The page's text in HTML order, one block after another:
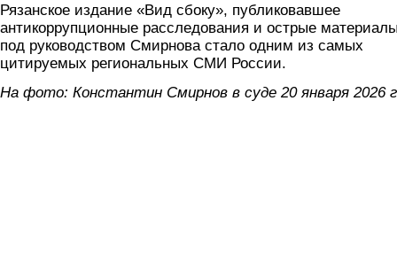
Рязанское издание «Вид сбоку», публиковавшее
антикоррупционные расследования и острые
под руководством Смирнова стало одним из самых
цитируемых региональных СМИ России.
На фото: Константин Смирнов в суде 20 января 2026